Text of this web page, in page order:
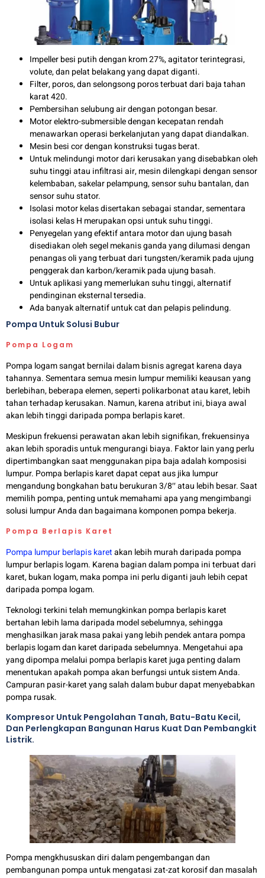
Impeller besi putih dengan krom 27%, agitator terintegrasi,
volute, dan pelat belakang yang dapat diganti.
Filter, poros, dan selongsong poros terbuat dari baja tahan
karat 420.
Pembersihan selubung air dengan potongan besar.
Motor elektro-submersible dengan kecepatan rendah
menawarkan operasi berkelanjutan yang dapat diandalkan.
Mesin besi cor dengan konstruksi tugas berat.
Untuk melindungi motor dari kerusakan yang disebabkan oleh
suhu tinggi atau infiltrasi air, mesin dilengkapi dengan sensor
kelembaban, sakelar pelampung, sensor suhu bantalan, dan
sensor suhu stator.
Isolasi motor kelas disertakan sebagai standar, sementara
isolasi kelas H merupakan opsi untuk suhu tinggi.
Penyegelan yang efektif antara motor dan ujung basah
disediakan oleh segel mekanis ganda yang dilumasi dengan
penangas oli yang terbuat dari tungsten/keramik pada ujung
penggerak dan karbon/keramik pada ujung basah.
Untuk aplikasi yang memerlukan suhu tinggi, alternatif
pendinginan eksternal tersedia.
Ada banyak alternatif untuk cat dan pelapis pelindung.
Pompa Untuk Solusi Bubur
Pompa Logam
Pompa logam sangat bernilai dalam bisnis agregat karena daya
tahannya. Sementara semua mesin lumpur memiliki keausan yang
berlebihan, beberapa elemen, seperti polikarbonat atau karet, lebih
tahan terhadap kerusakan. Namun, karena atribut ini, biaya awal
akan lebih tinggi daripada pompa berlapis karet.
Meskipun frekuensi perawatan akan lebih signifikan, frekuensinya
akan lebih sporadis untuk mengurangi biaya. Faktor lain yang perlu
dipertimbangkan saat menggunakan pipa baja adalah komposisi
lumpur. Pompa berlapis karet dapat cepat aus jika lumpur
mengandung bongkahan batu berukuran 3/8′′ atau lebih besar. Saat
memilih pompa, penting untuk memahami apa yang mengimbangi
solusi lumpur Anda dan bagaimana komponen pompa bekerja.
Pompa Berlapis Karet
Pompa lumpur berlapis karetakan lebih murah daripada pompa
lumpur berlapis logam. Karena bagian dalam pompa ini terbuat dari
karet, bukan logam, maka pompa ini perlu diganti jauh lebih cepat
daripada pompa logam.
Teknologi terkini telah memungkinkan pompa berlapis karet
bertahan lebih lama daripada model sebelumnya, sehingga
menghasilkan jarak masa pakai yang lebih pendek antara pompa
berlapis logam dan karet daripada sebelumnya. Mengetahui apa
yang dipompa melalui pompa berlapis karet juga penting dalam
menentukan apakah pompa akan berfungsi untuk sistem Anda.
Campuran pasir-karet yang salah dalam bubur dapat menyebabkan
pompa rusak.
Kompresor Untuk Pengolahan Tanah, Batu-Batu Kecil,
Dan Perlengkapan Bangunan Harus Kuat Dan Pembangkit
Listrik.
Pompa mengkhususkan diri dalam pengembangan dan
pembangunan pompa untuk mengatasi zat-zat korosif dan masalah